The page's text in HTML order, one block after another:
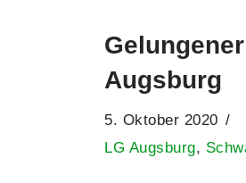
Augsburg
5. Oktober 2020
LG Augsburg,